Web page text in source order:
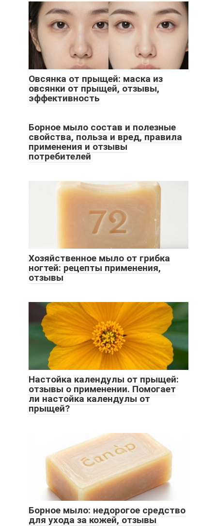
Овсянка от прыщей: маска из
овсянки от прыщей, отзывы,
эффективность
Борное мыло состав и полезные
свойства, польза и вред, правила
применения и отзывы
потребителей
Хозяйственное мыло от грибка
ногтей: рецепты применения,
отзывы
Настойка календулы от прыщей:
отзывы о применении. Помогает
ли настойка календулы от
прыщей?
Борное мыло: недорогое средство
для ухода за кожей, отзывы